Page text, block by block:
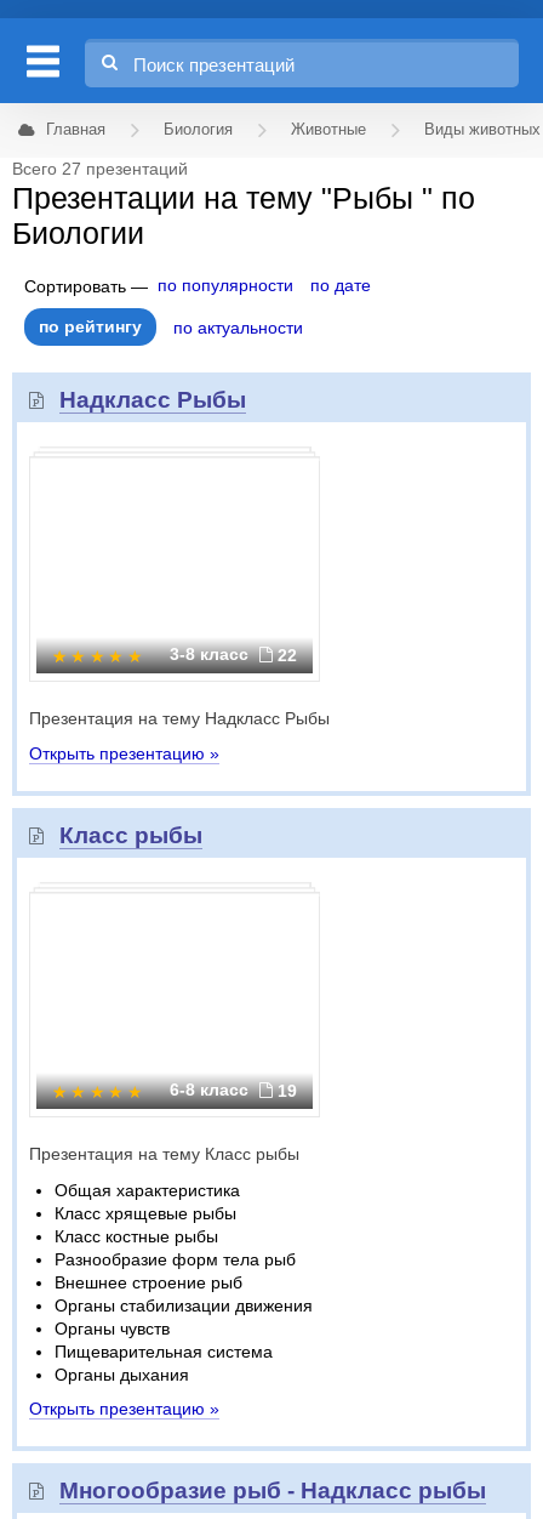
Главная Биология Животные Виды животных
Всего 27 презентаций
Презентации на тему "Рыбы " по
Биологии
Сортировать — по популярности по дате
по рейтингу по актуальности
Надкласс Рыбы
3-8 класс 22
Презентация на тему Надкласс Рыбы
Открыть презентацию »
Класс рыбы
6-8 класс 19
Презентация на тему Класс рыбы
Общая характеристика
Класс хрящевые рыбы
Класс костные рыбы
Разнообразие форм тела рыб
Внешнее строение рыб
Органы стабилизации движения
Органы чувств
Пищеварительная система
Органы дыхания
Открыть презентацию »
Многообразие рыб - Надкласс рыбы